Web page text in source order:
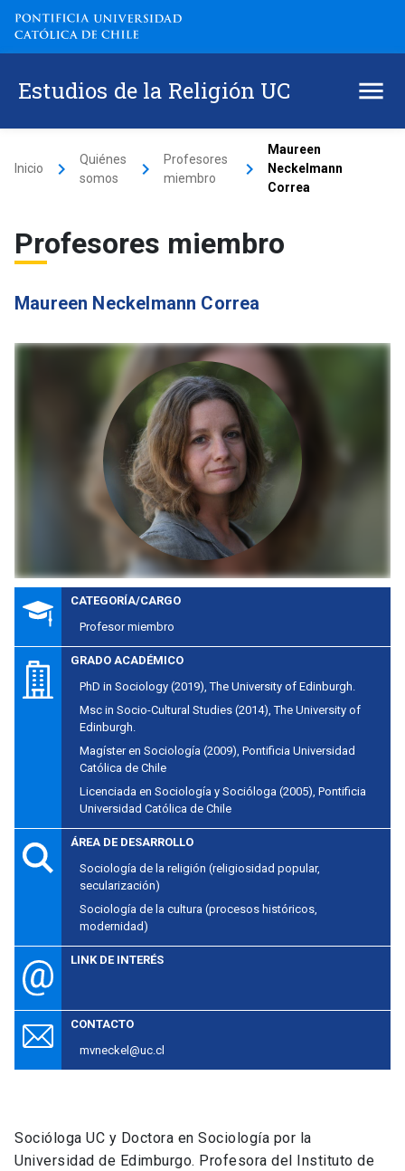
Estudios de la Religión UC
Inicio keyboard_arrow_right
Quiénes
somos
keyboard_arrow_right
Profesores
miembro
keyboard_arrow_right
Maureen
Neckelmann
Correa
Profesores miembro
Maureen Neckelmann Correa
CATEGORÍA/CARGO
Profesor miembro
GRADO ACADÉMICO
PhD in Sociology (2019), The University of Edinburgh.
Msc in Socio-Cultural Studies (2014), The University of
Edinburgh.
Magíster en Sociología (2009), Pontificia Universidad
Católica de Chile
Licenciada en Sociología y Socióloga (2005), Pontificia
Universidad Católica de Chile
ÁREA DE DESARROLLO
Sociología de la religión (religiosidad popular,
secularización)
Sociología de la cultura (procesos históricos,
modernidad)
LINK DE INTERÉS
CONTACTO
mvneckel@uc.cl
Socióloga UC y Doctora en Sociología por la
Universidad de Edimburgo. Profesora del Instituto de